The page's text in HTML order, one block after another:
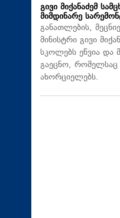
გივი მიქანაძემ
მიმდინარე
განათლების,
მინისტრი გივი
სკოლებს ეწვია და
გაეცნო,
ახორციელებს.